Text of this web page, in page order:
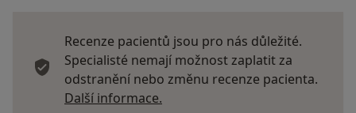
Recenze pacientů jsou pro nás důležité.
Specialisté nemají možnost zaplatit za
odstranění nebo změnu recenze pacienta.
Další informace.